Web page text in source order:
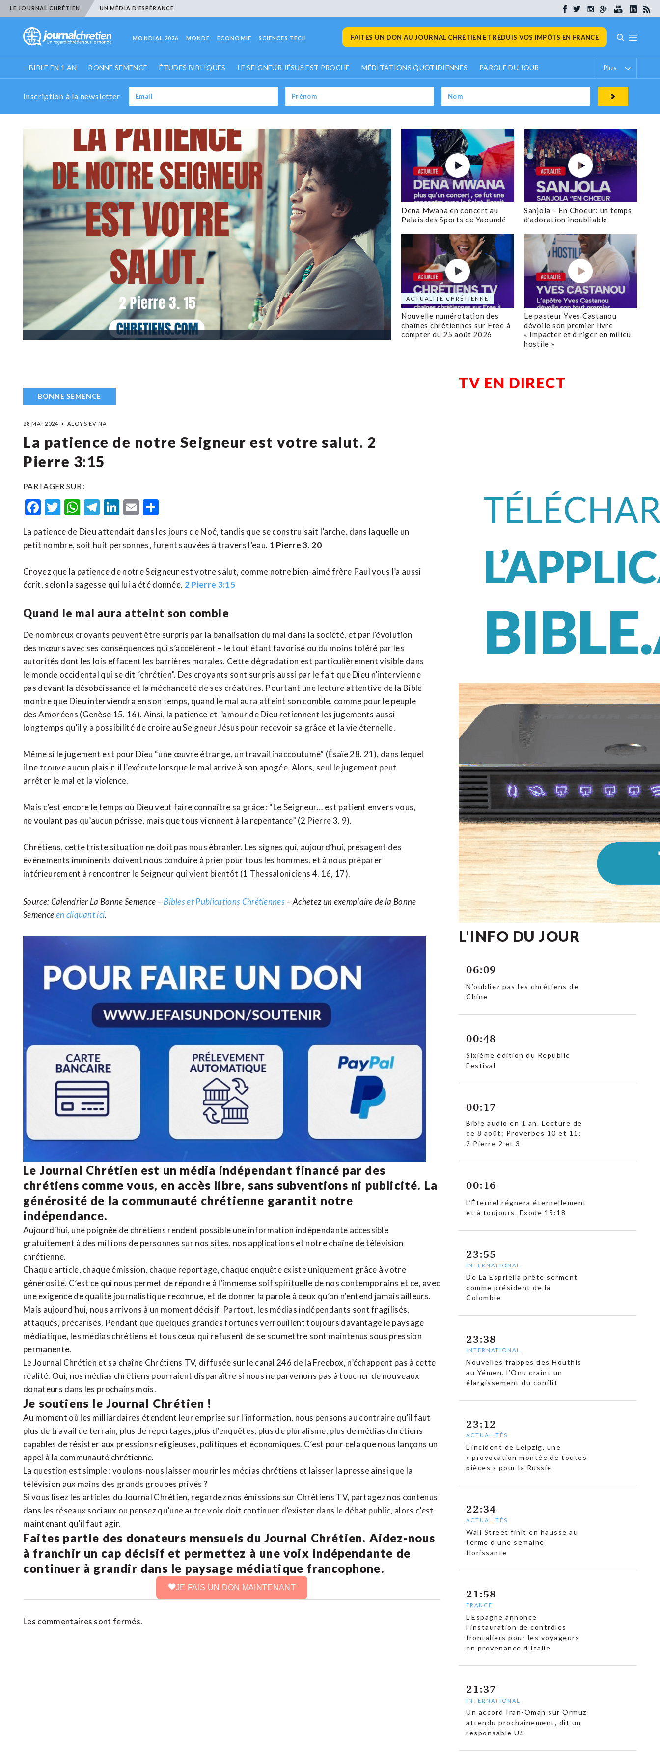
LE JOURNAL CHRÉTIEN UN MÉDIA D’ESPÉRANCE
MONDIAL 2026 MONDE ECONOMIE SCIENCES TECH FAITES UN DON AU JOURNAL CHRÉTIEN ET RÉDUIS VOS IMPÔTS EN FRANCE
BIBLE EN 1 AN BONNE SEMENCE ÉTUDES BIBLIQUES LE SEIGNEUR JÉSUS EST PROCHE MÉDITATIONS QUOTIDIENNES PAROLE DU JOUR Plus
Inscription à la newsletter
Dena Mwana en concert au
Palais des Sports de Yaoundé
Sanjola – En Choeur: un temps
d’adoration inoubliable
ACTUALITÉ CHRÉTIENNE
Nouvelle numérotation des
chaînes chrétiennes sur Free à
compter du 25 août 2026
Le pasteur Yves Castanou
dévoile son premier livre
« Impacter et diriger en milieu
hostile »
BONNE SEMENCE
28 MAI 2024 ALOYS EVINA
La patience de notre Seigneur est votre salut. 2
Pierre 3:15
PARTAGER SUR :
Facebook
Twitter
WhatsApp
Telegram
LinkedIn
Email
La patience de Dieu attendait dans les jours de Noé, tandis que se construisait l’arche, dans laquelle un
petit nombre, soit huit personnes, furent sauvées à travers l’eau. 1 Pierre 3. 20
Croyez que la patience de notre Seigneur est votre salut, comme notre bien-aimé frère Paul vous l’a aussi
écrit, selon la sagesse qui lui a été donnée. 2 Pierre 3:15
Quand le mal aura atteint son comble
De nombreux croyants peuvent être surpris par la banalisation du mal dans la société, et par l’évolution
des mœurs avec ses conséquences qui s’accélèrent – le tout étant favorisé ou du moins toléré par les
autorités dont les lois effacent les barrières morales. Cette dégradation est particulièrement visible dans
le monde occidental qui se dit “chrétien”. Des croyants sont surpris aussi par le fait que Dieu n’intervienne
pas devant la désobéissance et la méchanceté de ses créatures. Pourtant une lecture attentive de la Bible
montre que Dieu interviendra en son temps, quand le mal aura atteint son comble, comme pour le peuple
des Amoréens (Genèse 15. 16). Ainsi, la patience et l’amour de Dieu retiennent les jugements aussi
longtemps qu’il y a possibilité de croire au Seigneur Jésus pour recevoir sa grâce et la vie éternelle.
Même si le jugement est pour Dieu “une œuvre étrange, un travail inaccoutumé” (Ésaïe 28. 21), dans lequel
il ne trouve aucun plaisir, il l’exécute lorsque le mal arrive à son apogée. Alors, seul le jugement peut
arrêter le mal et la violence.
Mais c’est encore le temps où Dieu veut faire connaître sa grâce : “Le Seigneur… est patient envers vous,
ne voulant pas qu’aucun périsse, mais que tous viennent à la repentance” (2 Pierre 3. 9).
Chrétiens, cette triste situation ne doit pas nous ébranler. Les signes qui, aujourd’hui, présagent des
événements imminents doivent nous conduire à prier pour tous les hommes, et à nous préparer
intérieurement à rencontrer le Seigneur qui vient bientôt (1 Thessaloniciens 4. 16, 17).
Source: Calendrier La Bonne Semence – Bibles et Publications Chrétiennes– Achetez un exemplaire de la Bonne
Semenceen cliquant ici.
Le Journal Chrétien est un média indépendant financé par des
chrétiens comme vous, en accès libre, sans subventions ni publicité. La
générosité de la communauté chrétienne garantit notre
indépendance.
Aujourd’hui, une poignée de chrétiens rendent possible une information indépendante accessible
gratuitement à des millions de personnes sur nos sites, nos applications et notrechaîne de télévision
chrétienne.
Chaque article, chaque émission, chaque reportage, chaque enquête existe uniquement grâce à votre
générosité. C’est ce qui nous permet de répondre à l’immense soif spirituelle de nos contemporains et ce, avec
une exigence de qualité journalistique reconnue, et de donner la parole à ceux qu’on n’entend jamais ailleurs.
Mais aujourd’hui, nous arrivons à un moment décisif. Partout, les médias indépendants sont fragilisés,
attaqués, précarisés. Pendant que quelques grandes fortunes verrouillent toujours davantage le paysage
médiatique, les médias chrétiens et tous ceux qui refusent de se soumettre sont maintenus sous pression
permanente.
Le Journal Chrétien et sa chaîne Chrétiens TV, diffusée sur le canal 246 de la Freebox, n’échappent pas à cette
réalité. Oui, nos médias chrétiens pourraient disparaître si nous ne parvenons pas à toucher de nouveaux
donateurs dans les prochains mois.
Je soutiens le Journal Chrétien !
Au moment où les milliardaires étendent leur emprise sur l’information, nous pensons au contraire qu’il faut
plus de travail de terrain, plus de reportages, plus d’enquêtes, plus de pluralisme, plus de médias chrétiens
capables de résister aux pressions religieuses, politiques et économiques. C’est pour cela que nous lançons un
appel à la communauté chrétienne.
La question est simple : voulons-nous laisser mourir les médias chrétiens et laisser la presse ainsi que la
télévision aux mains des grands groupes privés ?
Si vous lisez les articles du Journal Chrétien, regardez nos émissions sur Chrétiens TV, partagez nos contenus
dans les réseaux sociaux ou pensez qu’une autre voix doit continuer d’exister dans le débat public, alors c’est
maintenant qu’il faut agir.
Faites partie des donateurs mensuels du Journal Chrétien. Aidez-nous
à franchir un cap décisif et permettez à une voix indépendante de
continuer à grandir dans le paysage médiatique francophone.
JE FAIS UN DON MAINTENANT
Les commentaires sont fermés.
TV EN DIRECT
L'INFO DU JOUR
06:09
N’oubliez pas les chrétiens de
Chine
00:48
Sixième édition du Republic
Festival
00:17
Bible audio en 1 an. Lecture de
ce 8 août: Proverbes 10 et 11;
2 Pierre 2 et 3
00:16
L’Éternel régnera éternellement
et à toujours. Exode 15:18
23:55
INTERNATIONAL
De La Espriella prête serment
comme président de la
Colombie
23:38
INTERNATIONAL
Nouvelles frappes des Houthis
au Yémen, l’Onu craint un
élargissement du conflit
23:12
ACTUALITÉS
L’incident de Leipzig, une
« provocation montée de toutes
pièces » pour la Russie
22:34
ACTUALITÉS
Wall Street finit en hausse au
terme d’une semaine
florissante
21:58
FRANCE
L’Espagne annonce
l’instauration de contrôles
frontaliers pour les voyageurs
en provenance d’Italie
21:37
INTERNATIONAL
Un accord Iran-Oman sur Ormuz
attendu prochainement, dit un
responsable US